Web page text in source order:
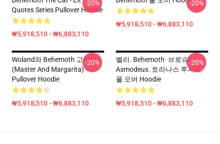
Quotes Series Pullover Hoodie
₩5,918,510 - ₩6,883,110
-20%
₩5,918,510 - ₩6,883,110
-20%
Woland와 Behemoth 고양이
(Master And Margarita)
Pullover Hoodie
₩5,918,510 - ₩6,883,110
-20%
벨리. Behemoth· 브로슈어
Asmodeus. 토라나스 루시퍼.
풀 오버 Hoodie
₩5,918,510 - ₩6,883,110
-20%